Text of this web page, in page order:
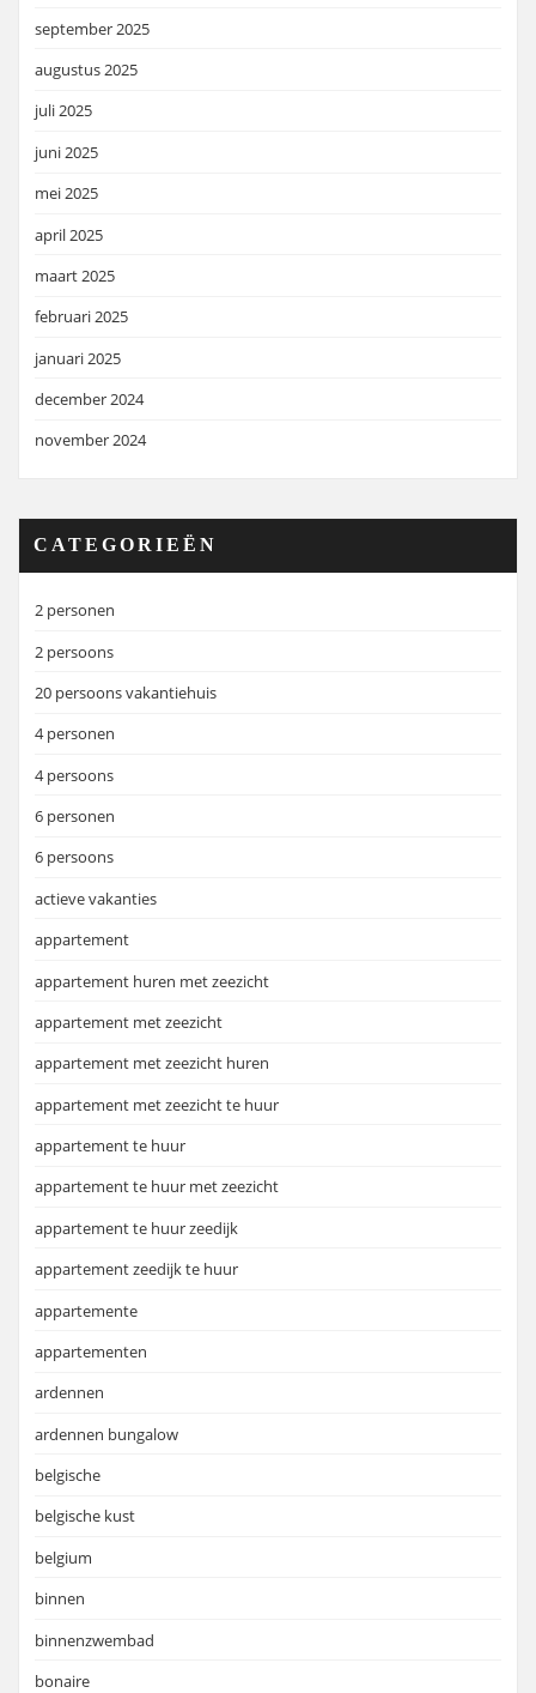
september 2025
augustus 2025
juli 2025
juni 2025
mei 2025
april 2025
maart 2025
februari 2025
januari 2025
december 2024
november 2024
CATEGORIEËN
2 personen
2 persoons
20 persoons vakantiehuis
4 personen
4 persoons
6 personen
6 persoons
actieve vakanties
appartement
appartement huren met zeezicht
appartement met zeezicht
appartement met zeezicht huren
appartement met zeezicht te huur
appartement te huur
appartement te huur met zeezicht
appartement te huur zeedijk
appartement zeedijk te huur
appartemente
appartementen
ardennen
ardennen bungalow
belgische
belgische kust
belgium
binnen
binnenzwembad
bonaire